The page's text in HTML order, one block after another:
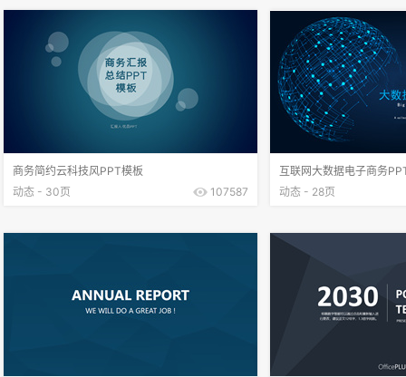
商务简约云科技风PPT模板
动态 - 30页
107587
互联网大数据电子商务
动态 - 28页